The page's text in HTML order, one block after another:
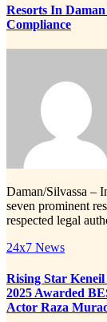
Resorts In
Compliance
Daman/Silvassa – In a positive development for the music industry,
seven prominent
respected legal
24x7 News
Rising Star
2025 Awarded
Actor Raza